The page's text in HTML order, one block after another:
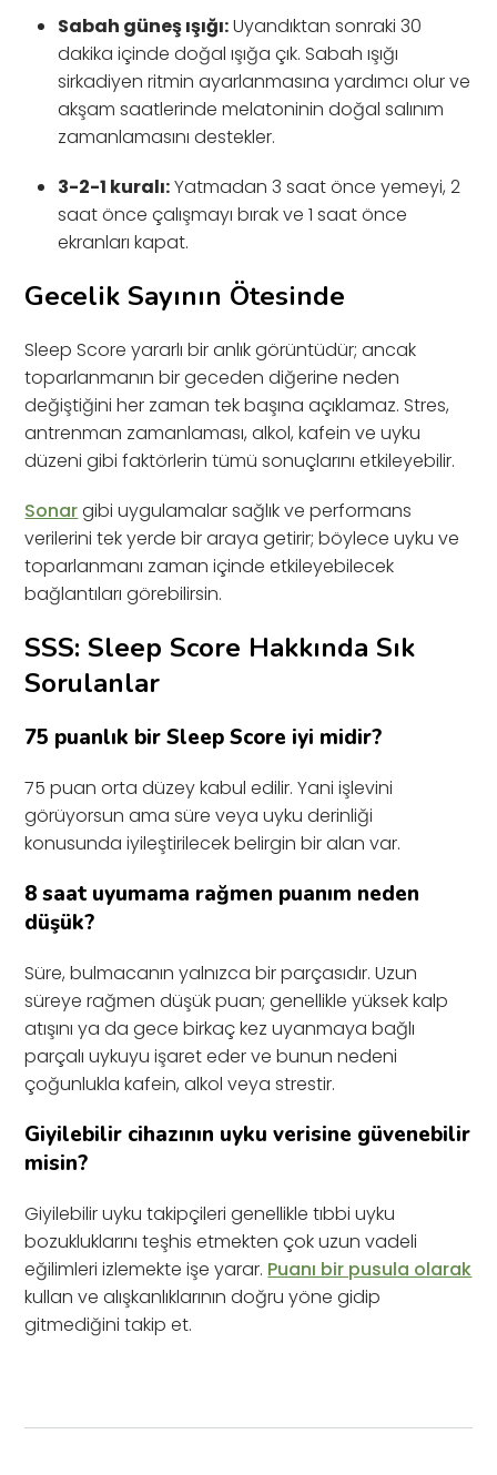
Sabah güneş ışığı:Uyandıktan sonraki 30
dakika içinde doğal ışığa çık. Sabah ışığı
sirkadiyen ritmin ayarlanmasına yardımcı olur ve
akşam saatlerinde melatoninin doğal salınım
zamanlamasını destekler.
3-2-1 kuralı:Yatmadan 3 saat önce yemeyi, 2
saat önce çalışmayı bırak ve 1 saat önce
ekranları kapat.
Gecelik Sayının Ötesinde
Sleep Score yararlı bir anlık görüntüdür; ancak
toparlanmanın bir geceden diğerine neden
değiştiğini her zaman tek başına açıklamaz. Stres,
antrenman zamanlaması, alkol, kafein ve uyku
düzeni gibi faktörlerin tümü sonuçlarını etkileyebilir.
Sonargibi uygulamalar sağlık ve performans
verilerini tek yerde bir araya getirir; böylece uyku ve
toparlanmanı zaman içinde etkileyebilecek
bağlantıları görebilirsin.
SSS: Sleep Score Hakkında Sık
Sorulanlar
75 puanlık bir Sleep Score iyi midir?
75 puan orta düzey kabul edilir. Yani işlevini
görüyorsun ama süre veya uyku derinliği
konusunda iyileştirilecek belirgin bir alan var.
8 saat uyumama rağmen puanım neden
düşük?
Süre, bulmacanın yalnızca bir parçasıdır. Uzun
süreye rağmen düşük puan; genellikle yüksek kalp
atışını ya da gece birkaç kez uyanmaya bağlı
parçalı uykuyu işaret eder ve bunun nedeni
çoğunlukla kafein, alkol veya strestir.
Giyilebilir cihazının uyku verisine güvenebilir
misin?
Giyilebilir uyku takipçileri genellikle tıbbi uyku
bozukluklarını teşhis etmekten çok uzun vadeli
eğilimleri izlemekte işe yarar. Puanı bir pusula olarak
kullan ve alışkanlıklarının doğru yöne gidip
gitmediğini takip et.